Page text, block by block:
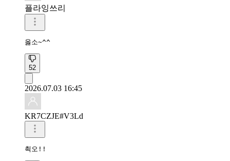
플라잉쓰리
옳소~^^
52
2026.07.03 16:45
KR7CZJE#V3Ld
쵝오!!